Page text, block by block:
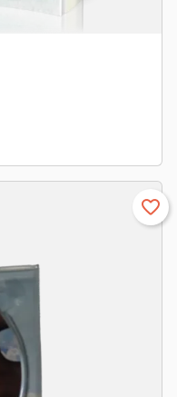
favorite_border